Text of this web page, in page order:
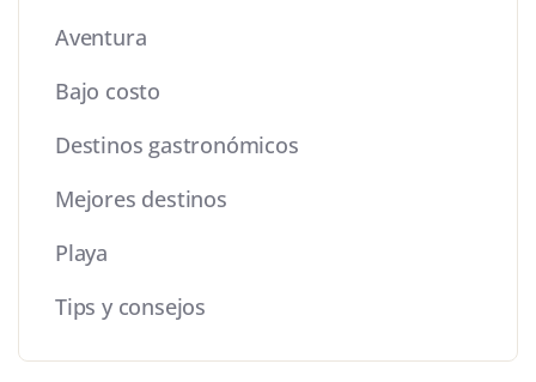
Aventura
Bajo costo
Destinos gastronómicos
Mejores destinos
Playa
Tips y consejos